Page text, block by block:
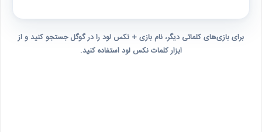
برای بازی‌های کلماتی دیگر، نام بازی + نکس لود را در گوگل جستجو کنید و از
ابزار کلمات نکس لود استفاده کنید.